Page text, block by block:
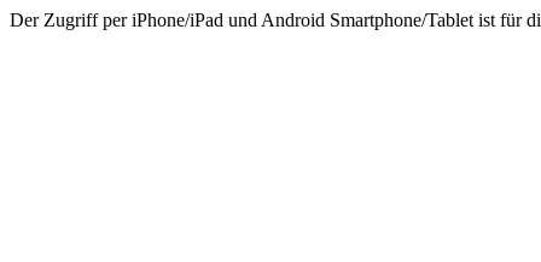
Der Zugriff per iPhone/iPad und Android Smartphone/Tablet ist für